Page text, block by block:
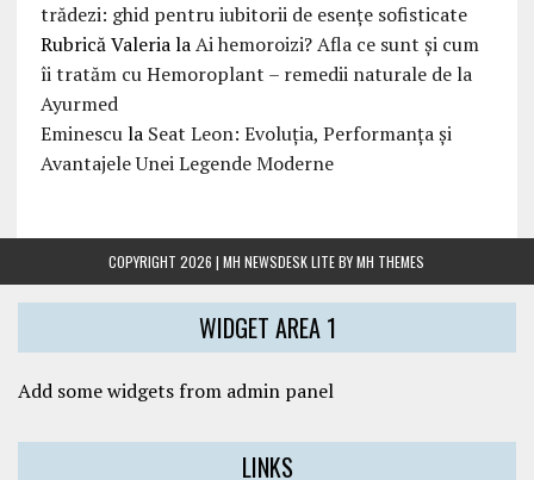
trădezi: ghid pentru iubitorii de esențe sofisticate
Rubrică ValerialaAi hemoroizi? Afla ce sunt și cum
îi tratăm cu Hemoroplant – remedii naturale de la
Ayurmed
Eminescula Seat Leon: Evoluția, Performanța și
Avantajele Unei Legende Moderne
COPYRIGHT 2026 | MH NEWSDESK LITE BYMH THEMES
WIDGET AREA 1
Add some widgets from admin panel
LINKS